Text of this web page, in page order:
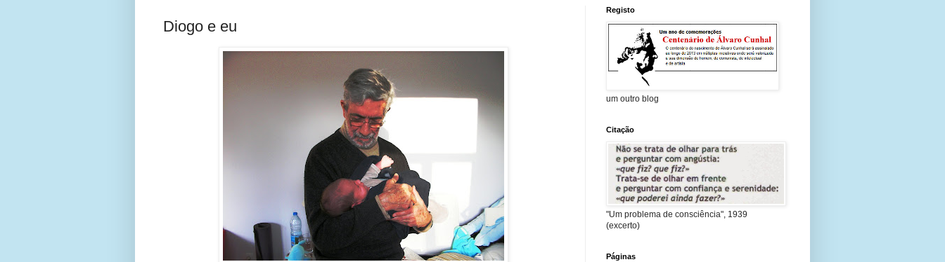
Diogo e eu
Registo
um outro blog
Citação
"Um problema de consciência", 1939
(excerto)
Páginas